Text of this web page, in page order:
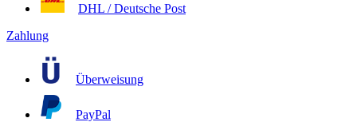
DHL / Deutsche Post
Zahlung
Überweisung
PayPal